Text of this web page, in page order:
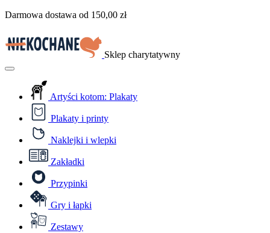
Przejdź
treści
Darmowa dostawa od 150,00 zł
Sklep charytatywny
Menu
Artyści kotom: Plakaty
Plakaty i printy
Naklejki i wlepki
Zakładki
Przypinki
Gry i łapki
Zestawy